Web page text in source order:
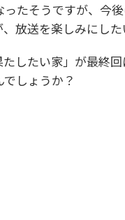
たそうですが、今
放送を楽しみにした
したい家」が最終
しょうか？